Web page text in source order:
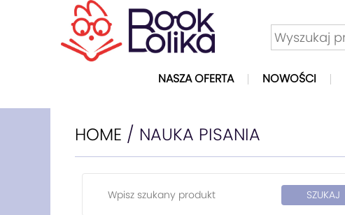
NASZA OFERTA NOWOŚCI
HOME / NAUKA PISANIA